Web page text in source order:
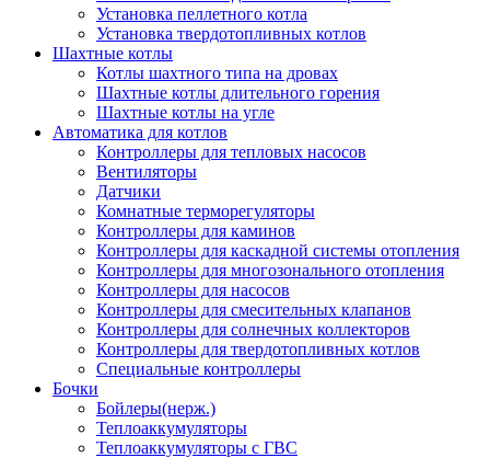
Установка пеллетного котла
Установка твердотопливных котлов
Шахтные котлы
Котлы шахтного типа на дровах
Шахтные котлы длительного горения
Шахтные котлы на угле
Автоматика для котлов
Контроллеры для тепловых насосов
Вентиляторы
Датчики
Комнатные терморегуляторы
Контроллеры для каминов
Контроллеры для каскадной системы отопления
Контроллеры для многозонального отопления
Контроллеры для насосов
Контроллеры для смесительных клапанов
Контроллеры для солнечных коллекторов
Контроллеры для твердотопливных котлов
Специальные контроллеры
Бочки
Бойлеры(нерж.)
Теплоаккумуляторы
Теплоаккумуляторы с ГВС